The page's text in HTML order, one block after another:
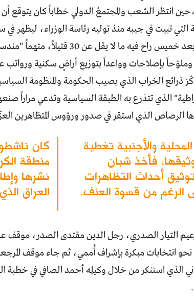
انتظر الشعب والمجتمعُ الدولي خطاباً كان يتوقع
أكتوبر وبعد خميس راح فيه ما
بإصلاحات وواعداً بتوزيع أراضٍ سكنية ورواتب
ذرائع الخراب الذي يصيب الحكومة والمنظومة
الذي تتذرع به الطبقة السياسية وتدعي مراراً
الرصاص الذي استقر في صدور ورؤوس المتظاهرين
والأجنبية تغطية
فأخذ شبان
أحداث التظاهرات
الرغم من قسوة العنف.
كان
منطقة
نشرها
العراق
التيار الصدري، رجل الدين مقتدى الصدر، موقف
انتخابات مبكرة بإشراف أُممي، ثم جاء موقف
الذي استنكر من خلال وكيلِه أحمد الصافي في خطبة